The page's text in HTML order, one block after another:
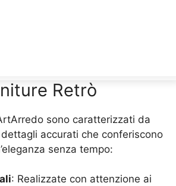
Retrò
sono caratterizzati da
accurati che conferiscono
senza tempo:
: Realizzate con attenzione ai